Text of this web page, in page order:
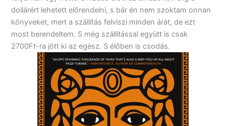
dollárért lehetett előrendelni, s bár én nem szoktam onnan
könyveket, mert a szállítás felviszi minden árát, de ezt
most berendeltem. S még szállítással együtt is csak
2700Ft-ra jött ki az egész. S élőben is csodás.